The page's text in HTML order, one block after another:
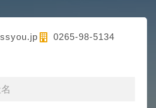
0265-98-5134